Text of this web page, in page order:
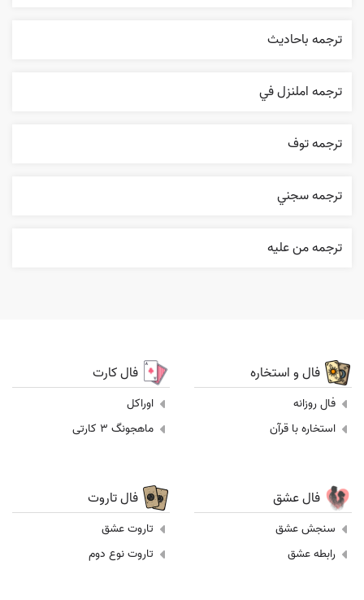
ترجمه باحاديث
ترجمه املنزل في
ترجمه توف
ترجمه سجني
ترجمه من عليه
فال و استخاره
فال روزانه
استخاره با قرآن
فال کارت
اوراکل
ماهجونگ 3 کارتی
فال عشق
سنجش عشق
رابطه عشق
فال تاروت
تاروت عشق
تاروت نوع دوم